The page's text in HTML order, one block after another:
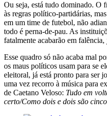
Ou seja, está tudo dominado. O
às regras político-partidárias,
em um time de futebol, não
todo é perna-de-pau. As
fatalmente acabarão em
Esse quadro só não acaba mal
os maus políticos usam para se
eleitoral, já está pronto para ser
uma vez recorro à música para
de Caetano Veloso: Tudo em
certo/Como dois e dois são